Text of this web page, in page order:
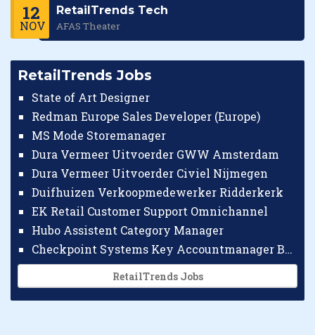
12
NOV
RetailTrends Tech
AFAS Theater
RetailTrends Jobs
State of Art Designer
Redman Europe Sales Developer (Europe)
MS Mode Storemanager
Dura Vermeer Uitvoerder GWW Amsterdam
Dura Vermeer Uitvoerder Civiel Nijmegen
Duifhuizen Verkoopmedewerker Ridderkerk
EK Retail Customer Support Omnichannel
Hubo Assistent Category Manager
Checkpoint Systems Key Accountmanager Benelux
RetailTrends Jobs